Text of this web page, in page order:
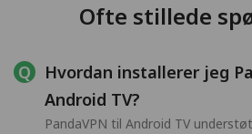
Ofte stillede
Hvordan installerer jeg
Android TV?
PandaVPN til Android TV